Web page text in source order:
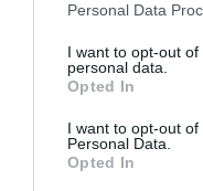
Personal Data
I want to opt-out
personal data.
Opted In
I want to opt-out
Personal Data.
Opted In
analizar la
factores que
empresas, y
el estudio 51 países